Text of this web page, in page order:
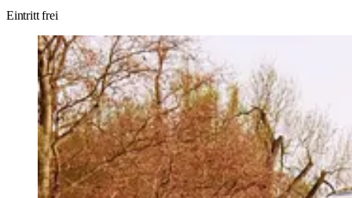
Eintritt frei